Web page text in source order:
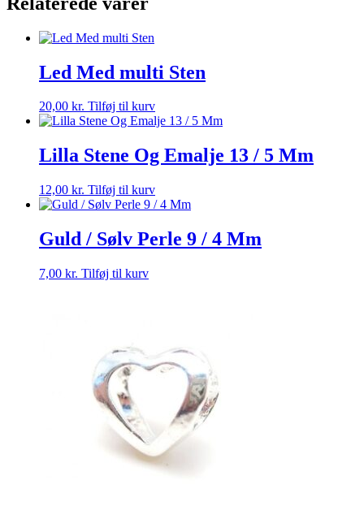
Mm
Led Med multi Sten
20,00 kr. Tilføj til kurv
Lilla Stene Og Emalje 13 / 5 Mm
12,00 kr. Tilføj til kurv
Guld / Sølv Perle 9 / 4 Mm
7,00 kr. Tilføj til kurv